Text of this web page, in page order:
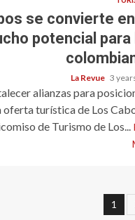
se convierte
potencial para
La Revue 3
alianzas para
turística de Los
de Turismo de Los...
1